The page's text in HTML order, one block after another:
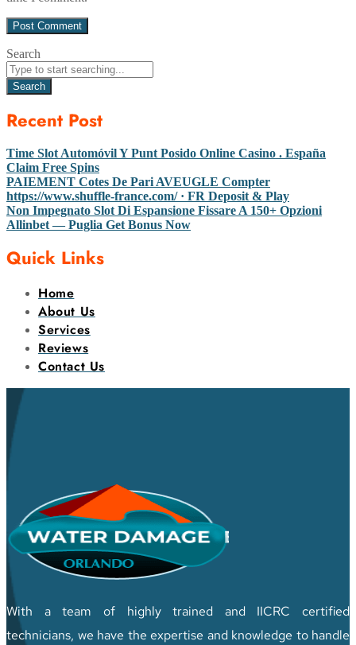
Search
Search
Recent Post
Time Slot Automóvil Y Punt Posido Online Casino . España
Claim Free Spins
PAIEMENT Cotes De Pari AVEUGLE Compter
https://www.shuffle-france.com/ · FR Deposit & Play
Non Impegnato Slot Di Espansione Fissare A 150+ Opzioni
Allinbet — Puglia Get Bonus Now
Quick Links
Home
About Us
Services
Reviews
Contact Us
With a team of highly trained and IICRC certified
technicians, we have the expertise and knowledge to handle